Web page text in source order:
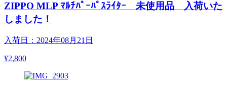
ZIPPO MLP ﾏﾙﾁﾊﾟｰﾊﾟｽﾗｲﾀｰ 未使用品 入荷いた
しました！
入荷日：2024年08月21日
¥2,800